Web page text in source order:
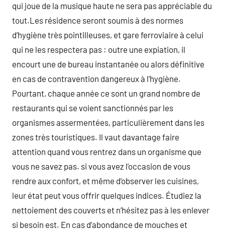
qui joue de la musique haute ne sera pas appréciable du
tout.Les résidence seront soumis à des normes
d’hygiène très pointilleuses, et gare ferroviaire à celui
qui ne les respectera pas : outre une expiation, il
encourt une de bureau instantanée ou alors définitive
en cas de contravention dangereux à l’hygiène.
Pourtant, chaque année ce sont un grand nombre de
restaurants qui se voient sanctionnés par les
organismes assermentées, particulièrement dans les
zones très touristiques. Il vaut davantage faire
attention quand vous rentrez dans un organisme que
vous ne savez pas. si vous avez l’occasion de vous
rendre aux confort, et même d’observer les cuisines,
leur état peut vous offrir quelques indices. Étudiez la
nettoiement des couverts et n’hésitez pas à les enlever
si besoin est. En cas d’abondance de mouches et